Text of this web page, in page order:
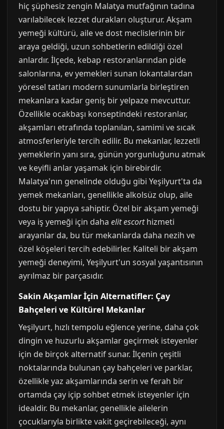
hiç şüphesiz zengin Malatya mutfağının tadına
varılabilecek lezzet durakları oluşturur. Akşam
yemeği kültürü, aile ve dost meclislerinin bir
araya geldiği, uzun sohbetlerin edildiği özel
anlardır. İlçede, kebap restoranlarından pide
salonlarına, ev yemekleri sunan lokantalardan
yöresel tatları modern sunumlarla birleştiren
mekanlara kadar geniş bir yelpaze mevcuttur.
Özellikle ocakbaşı konseptindeki restoranlar,
akşamları etrafında toplanılan, samimi ve sıcak
atmosferleriyle tercih edilir. Bu mekanlar, lezzetli
yemeklerin yanı sıra, günün yorgunluğunu atmak
ve keyifli anlar yaşamak için birebirdir.
Malatya'nın genelinde olduğu gibi Yeşilyurt'ta da
yemek mekanları, genellikle alkolsüz olup, aile
dostu bir yapıya sahiptir. Özel bir akşam yemeği
veya iş yemeği için daha elit escorthizmeti
arayanlar da, bu tür mekanlarda daha nezih ve
özel köşeleri tercih edebilirler. Kaliteli bir akşam
yemeği deneyimi, Yeşilyurt'un sosyal yaşantısının
ayrılmaz bir parçasıdır.
Sakin Akşamlar İçin Alternatifler: Çay
Bahçeleri ve Kültürel Mekanlar
Yeşilyurt, hızlı tempolu eğlence yerine, daha çok
dingin ve huzurlu akşamlar geçirmek isteyenler
için de birçok alternatif sunar. İlçenin çeşitli
noktalarında bulunan çay bahçeleri ve parklar,
özellikle yaz akşamlarında serin ve ferah bir
ortamda çay içip sohbet etmek isteyenler için
idealdir. Bu mekanlar, genellikle ailelerin
çocuklarıyla birlikte vakit geçirebileceği, aynı